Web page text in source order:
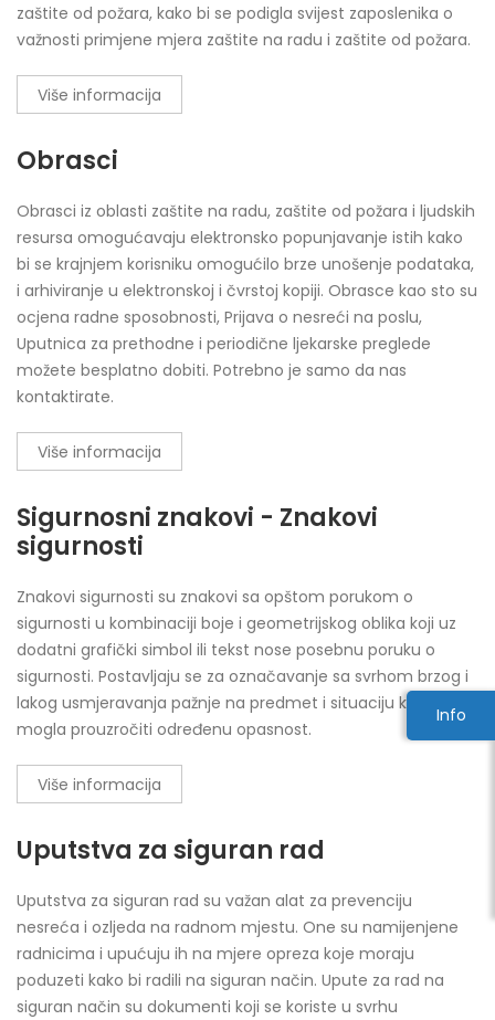
Info
zaštite od požara, kako bi se podigla svijest zaposlenika o
važnosti primjene mjera zaštite na radu i zaštite od požara.
Više informacija
Obrasci
Obrasci iz oblasti zaštite na radu, zaštite od požara i ljudskih
resursa omogućavaju elektronsko popunjavanje istih kako
bi se krajnjem korisniku omogućilo brze unošenje podataka,
i arhiviranje u elektronskoj i čvrstoj kopiji. Obrasce kao sto su
ocjena radne sposobnosti, Prijava o nesreći na poslu,
Uputnica za prethodne i periodične ljekarske preglede
možete besplatno dobiti. Potrebno je samo da nas
kontaktirate.
Više informacija
Sigurnosni znakovi - Znakovi
sigurnosti
Znakovi sigurnosti su znakovi sa opštom porukom o
sigurnosti u kombinaciji boje i geometrijskog oblika koji uz
dodatni grafički simbol ili tekst nose posebnu poruku o
sigurnosti. Postavljaju se za označavanje sa svrhom brzog i
lakog usmjeravanja pažnje na predmet i situaciju koja bi
mogla prouzročiti određenu opasnost.
Više informacija
Uputstva za siguran rad
Uputstva za siguran rad su važan alat za prevenciju
nesreća i ozljeda na radnom mjestu. One su namijenjene
radnicima i upućuju ih na mjere opreza koje moraju
poduzeti kako bi radili na siguran način. Upute za rad na
siguran način su dokumenti koji se koriste u svrhu